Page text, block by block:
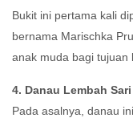
Bukit ini pertama kali
bernama Marischka
anak muda bagi tujuan
4. Danau Lembah Sari
Pada asalnya, danau